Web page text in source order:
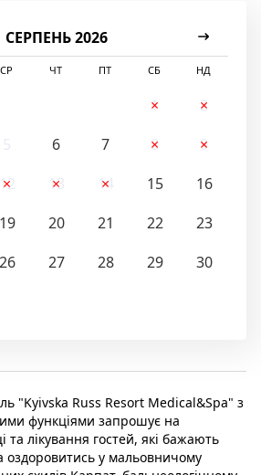
СЕРПЕНЬ 2026
СР ЧТ ПТ СБ НД
1
2
6 7 8
9
12 13 14 15
16
19 20 21 22
23
26 27 28 29
30
"Kyivska Russ Resort Medical&Spa" з
функціями запрошує на
та лікування гостей, які бажають
оздоровитись у мальовничому